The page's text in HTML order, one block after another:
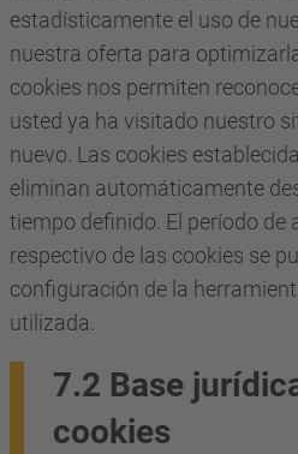
estadísticamente el uso de
nuestra oferta para
cookies nos permiten
usted ya ha visitado nuestro
nuevo. Las cookies
eliminan automáticamente
tiempo definido. El período de
respectivo de las cookies se
configuración de la
utilizada.
7.2 Base
cookies